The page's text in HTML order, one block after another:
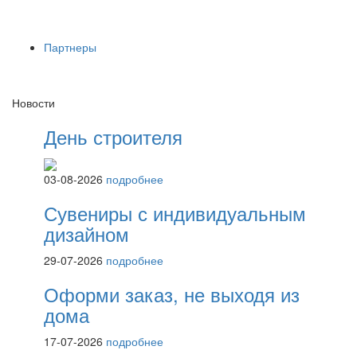
Партнеры
Новости
День строителя
03-08-2026 подробнее
Сувениры с индивидуальным
дизайном
29-07-2026 подробнее
Оформи заказ, не выходя из
дома
17-07-2026 подробнее